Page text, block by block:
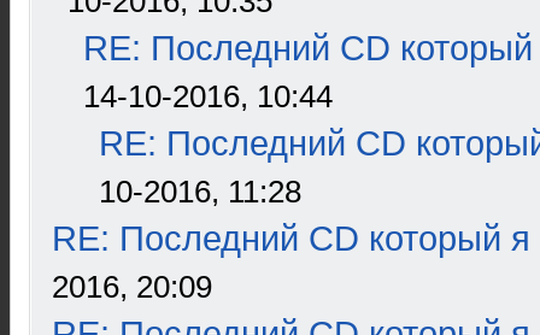
RE: Последний CD который
14-10-2016, 10:44
RE: Последний CD
10-2016, 11:28
RE: Последний CD который я
2016, 20:09